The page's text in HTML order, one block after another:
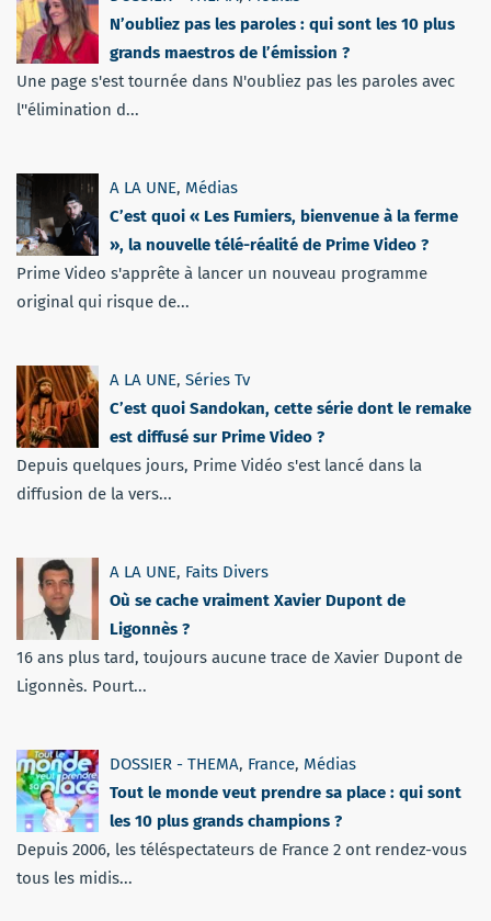
N’oubliez pas les paroles : qui sont les 10 plus
grands maestros de l’émission ?
Une page s'est tournée dans N'oubliez pas les paroles avec
l''élimination d...
A LA UNE, Médias
C’est quoi « Les Fumiers, bienvenue à la ferme
», la nouvelle télé-réalité de Prime Video ?
Prime Video s'apprête à lancer un nouveau programme
original qui risque de...
A LA UNE, Séries Tv
C’est quoi Sandokan, cette série dont le remake
est diffusé sur Prime Video ?
Depuis quelques jours, Prime Vidéo s'est lancé dans la
diffusion de la vers...
A LA UNE, Faits Divers
Où se cache vraiment Xavier Dupont de
Ligonnès ?
16 ans plus tard, toujours aucune trace de Xavier Dupont de
Ligonnès. Pourt...
DOSSIER - THEMA, France, Médias
Tout le monde veut prendre sa place : qui sont
les 10 plus grands champions ?
Depuis 2006, les téléspectateurs de France 2 ont rendez-vous
tous les midis...